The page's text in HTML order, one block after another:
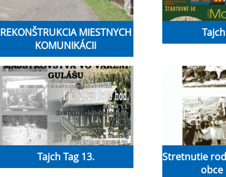
REKONŠTRUKCIA MIESTNYCH
KOMUNIKÁCII
Tajch Tag 13.
Stretnutie